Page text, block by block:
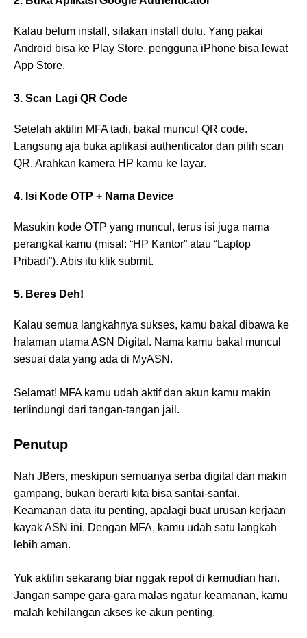
Kalau belum install, silakan install dulu. Yang pakai
Android bisa ke Play Store, pengguna iPhone bisa lewat
App Store.
3. Scan Lagi QR Code
Setelah aktifin MFA tadi, bakal muncul QR code.
Langsung aja buka aplikasi authenticator dan pilih scan
QR. Arahkan kamera HP kamu ke layar.
4. Isi Kode OTP + Nama Device
Masukin kode OTP yang muncul, terus isi juga nama
perangkat kamu (misal: “HP Kantor” atau “Laptop
Pribadi”). Abis itu klik submit.
5. Beres Deh!
Kalau semua langkahnya sukses, kamu bakal dibawa ke
halaman utama ASN Digital. Nama kamu bakal muncul
sesuai data yang ada di MyASN.
Selamat! MFA kamu udah aktif dan akun kamu makin
terlindungi dari tangan-tangan jail.
Penutup
Nah JBers, meskipun semuanya serba digital dan makin
gampang, bukan berarti kita bisa santai-santai.
Keamanan data itu penting, apalagi buat urusan kerjaan
kayak ASN ini. Dengan MFA, kamu udah satu langkah
lebih aman.
Yuk aktifin sekarang biar nggak repot di kemudian hari.
Jangan sampe gara-gara malas ngatur keamanan, kamu
malah kehilangan akses ke akun penting.